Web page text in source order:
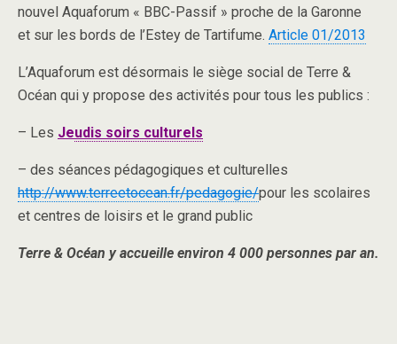
nouvel Aquaforum « BBC-Passif » proche de la Garonne
et sur les bords de l’Estey de Tartifume. Article 01/2013
L’Aquaforum est désormais le siège social de Terre &
Océan qui y propose des activités pour tous les publics :
– Les Jeudis soirs culturels
– des séances pédagogiques et culturelles
http://www.terreetocean.fr/pedagogie/pour les scolaires
et centres de loisirs et le grand public
Terre & Océan y accueille environ 4 000 personnes par an.